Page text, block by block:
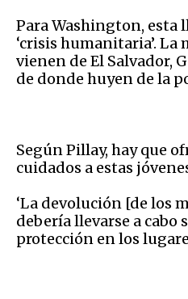
Para Washington, esta
‘crisis humanitaria’.
vienen de El Salvador,
de donde huyen de la
Según Pillay, hay que
cuidados a estas
‘La devolución [de los
debería llevarse a cabo
protección en los